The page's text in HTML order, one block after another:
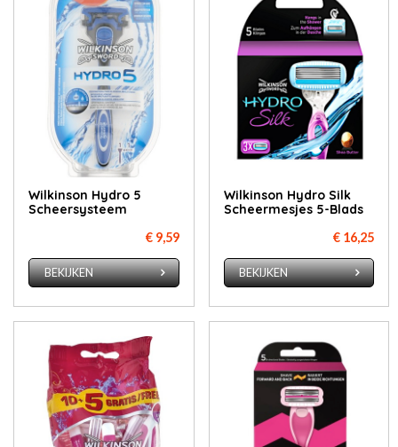
Wilkinson Hydro 5
Scheersysteem
€ 9,59
BEKIJKEN
Wilkinson Hydro Silk
Scheermesjes 5-Blads
€ 16,25
BEKIJKEN